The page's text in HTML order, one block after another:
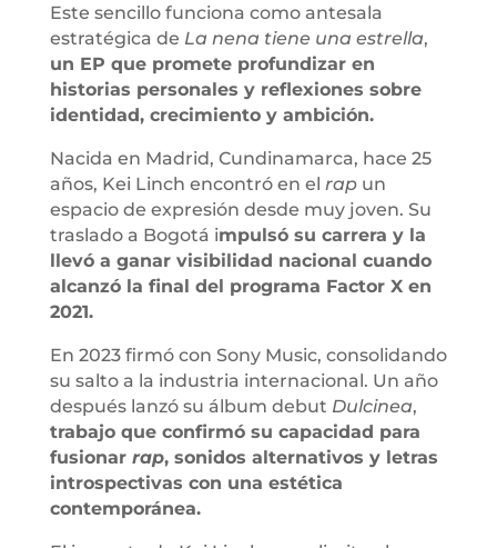
Este sencillo funciona como antesala
estratégica de La nena tiene una estrella,
un EP que promete profundizar en
historias personales y reflexiones sobre
identidad, crecimiento y ambición.
Nacida en Madrid, Cundinamarca, hace 25
años, Kei Linch encontró en el rapun
espacio de expresión desde muy joven. Su
traslado a Bogotá impulsó su carrera y la
llevó a ganar visibilidad nacional cuando
alcanzó la final del programa Factor X en
2021.
En 2023 firmó con Sony Music, consolidando
su salto a la industria internacional. Un año
después lanzó su álbum debut Dulcinea,
trabajo que confirmó su capacidad para
fusionarrap, sonidos alternativos y letras
introspectivas con una estética
contemporánea.